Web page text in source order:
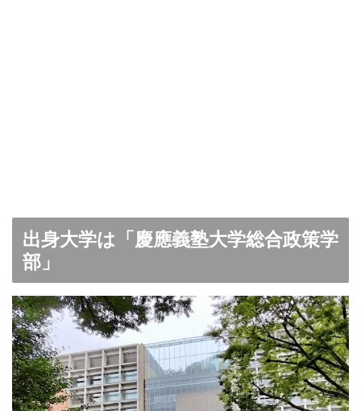
出身大学は「慶應義塾大学総合政策学
部」